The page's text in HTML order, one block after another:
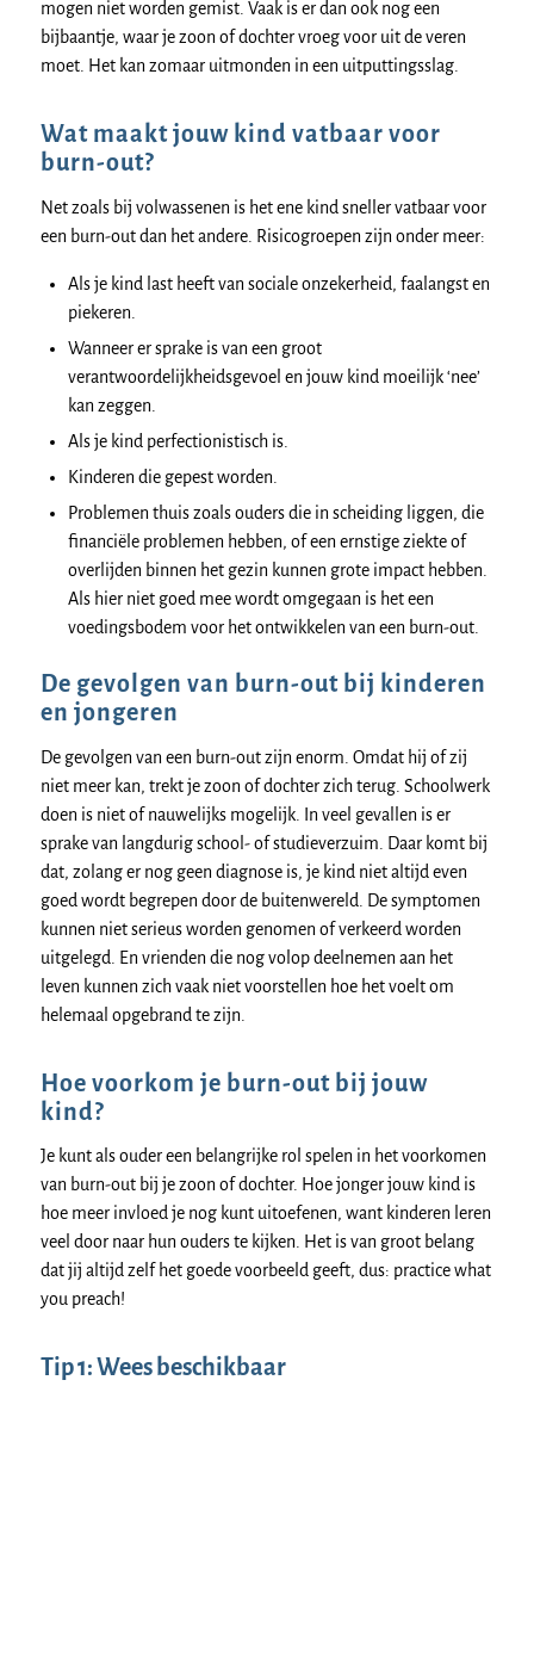
mogen niet worden gemist. Vaak is er dan ook nog een
bijbaantje, waar je zoon of dochter vroeg voor uit de veren
moet. Het kan zomaar uitmonden in een uitputtingsslag.
Wat maakt jouw kind vatbaar voor
burn-out?
Net zoals bij volwassenen is het ene kind sneller vatbaar voor
een burn-out dan het andere. Risicogroepen zijn onder meer:
Als je kind last heeft van sociale onzekerheid, faalangst en
piekeren.
Wanneer er sprake is van een groot
verantwoordelijkheidsgevoel en jouw kind moeilijk ‘nee’
kan zeggen.
Als je kind perfectionistisch is.
Kinderen die gepest worden.
Problemen thuis zoals ouders die in scheiding liggen, die
financiële problemen hebben, of een ernstige ziekte of
overlijden binnen het gezin kunnen grote impact hebben.
Als hier niet goed mee wordt omgegaan is het een
voedingsbodem voor het ontwikkelen van een burn-out.
De gevolgen van burn-out bij kinderen
en jongeren
De gevolgen van een burn-out zijn enorm. Omdat hij of zij
niet meer kan, trekt je zoon of dochter zich terug. Schoolwerk
doen is niet of nauwelijks mogelijk. In veel gevallen is er
sprake van langdurig school- of studieverzuim. Daar komt bij
dat, zolang er nog geen diagnose is, je kind niet altijd even
goed wordt begrepen door de buitenwereld. De symptomen
kunnen niet serieus worden genomen of verkeerd worden
uitgelegd. En vrienden die nog volop deelnemen aan het
leven kunnen zich vaak niet voorstellen hoe het voelt om
helemaal opgebrand te zijn.
Hoe voorkom je burn-out bij jouw
kind?
Je kunt als ouder een belangrijke rol spelen in het voorkomen
van burn-out bij je zoon of dochter. Hoe jonger jouw kind is
hoe meer invloed je nog kunt uitoefenen, want kinderen leren
veel door naar hun ouders te kijken. Het is van groot belang
dat jij altijd zelf het goede voorbeeld geeft, dus: practice what
you preach!
Tip 1: Wees beschikbaar